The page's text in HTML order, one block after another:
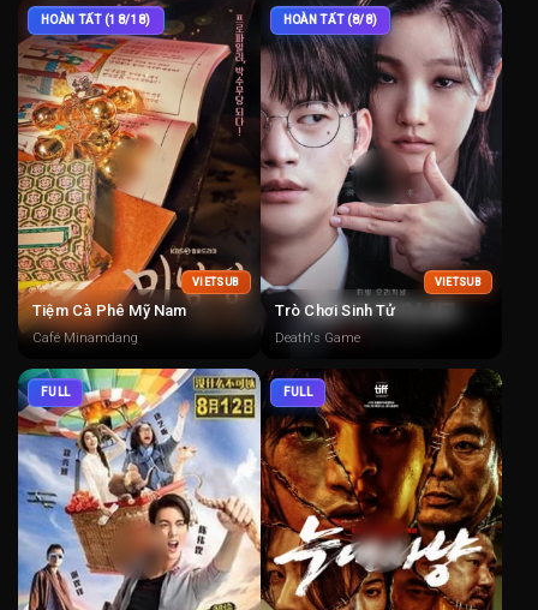
HOÀN TẤT (18/18)
VIETSUB
Tiệm Cà Phê Mỹ Nam
Café Minamdang
HOÀN TẤT (8/8)
VIETSUB
Trò Chơi Sinh Tử
Death's Game
FULL FULL